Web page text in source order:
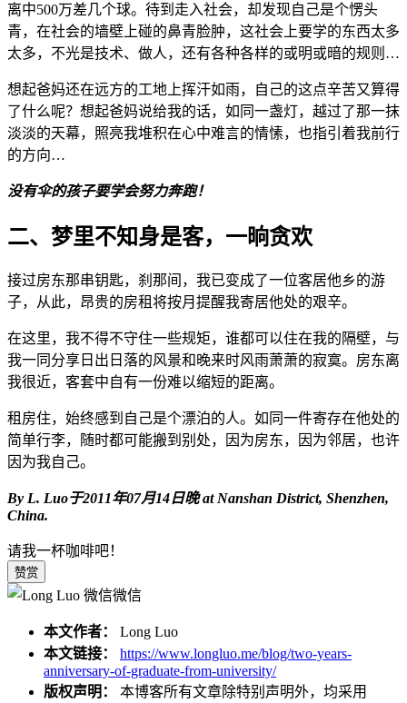
离中500万差几个球。待到走入社会，却发现自己是个愣头
青，在社会的墙壁上碰的鼻青脸肿，这社会上要学的东西太多
太多，不光是技术、做人，还有各种各样的或明或暗的规则…
想起爸妈还在远方的工地上挥汗如雨，自己的这点辛苦又算得
了什么呢？想起爸妈说给我的话，如同一盏灯，越过了那一抹
淡淡的天幕，照亮我堆积在心中难言的情愫，也指引着我前行
的方向…
没有伞的孩子要学会努力奔跑！
二、梦里不知身是客，一晌贪欢
接过房东那串钥匙，刹那间，我已变成了一位客居他乡的游
子，从此，昂贵的房租将按月提醒我寄居他处的艰辛。
在这里，我不得不守住一些规矩，谁都可以住在我的隔壁，与
我一同分享日出日落的风景和晚来时风雨萧萧的寂寞。房东离
我很近，客套中自有一份难以缩短的距离。
租房住，始终感到自己是个漂泊的人。如同一件寄存在他处的
简单行李，随时都可能搬到别处，因为房东，因为邻居，也许
因为我自己。
By L. Luo于2011年07月14日晚 at Nanshan District, Shenzhen,
China.
请我一杯咖啡吧！
赞赏
微信
本文作者： Long Luo
本文链接：
https://www.longluo.me/blog/two-years-
anniversary-of-graduate-from-university/
版权声明： 本博客所有文章除特别声明外，均采用